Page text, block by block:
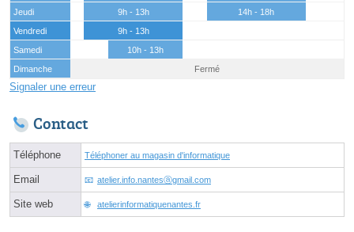
Jeudi
9h - 13h
14h - 18h
Vendredi
9h - 13h
Samedi
10h - 13h
Dimanche
Fermé
Signaler une erreur
Contact
Téléphone Téléphoner au magasin d'informatique
Email atelier.info.nantesⓐgmail.com
Site web atelierinformatiquenantes.fr